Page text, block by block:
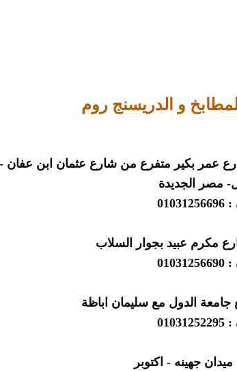
و الدريسنج روم
مصر الجديدة
مكرم عبيد بجوار السلاب
الدول مع سليمان اباظة
جهينه - اكتوبر